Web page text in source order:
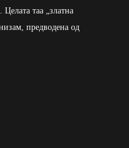
таа „златна
предводена од